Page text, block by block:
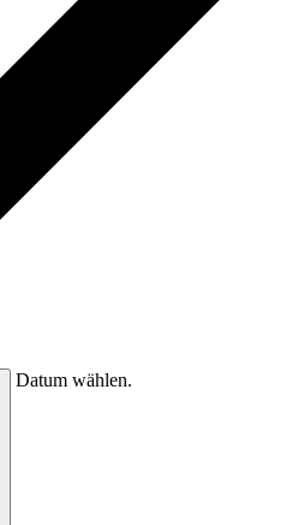
Datum wählen.